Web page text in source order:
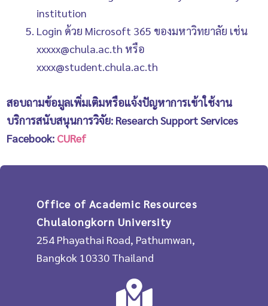
institution
Login ด้วย Microsoft 365 ของมหาวิทยาลัย เช่น
xxxxx@chula.ac.th หรือ
xxxx@student.chula.ac.th
สอบถามข้อมูลเพิ่มเติมหรือแจ้งปัญหาการเข้าใช้งาน
บริการสนับสนุนการวิจัย: Research Support Services
Facebook: CURef
Office of Academic Resources
Chulalongkorn University
254 Phayathai Road, Pathumwan,
Bangkok 10330 Thailand